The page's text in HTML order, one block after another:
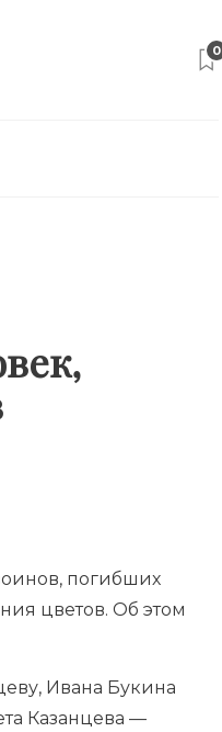
0
погибших
цветов. Об этом
Ивана Букина
Казанцева —